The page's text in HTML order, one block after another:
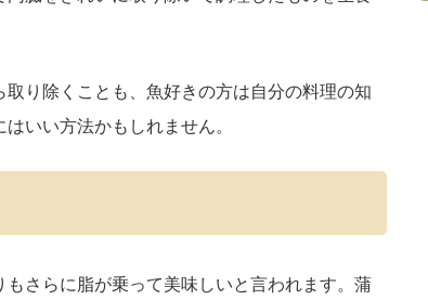
り除くことも、魚好きの方は自分の料理の知
いい方法かもしれません。
さらに脂が乗って美味しいと言われます。蒲